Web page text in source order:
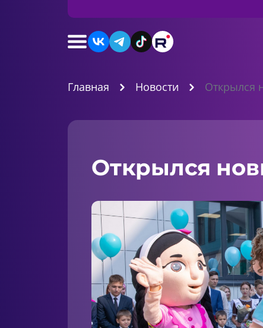
Главная Новости Открылся
Открылся